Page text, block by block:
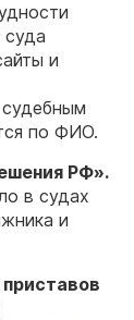
суда
и
по ФИО.
РФ».
в судах
и